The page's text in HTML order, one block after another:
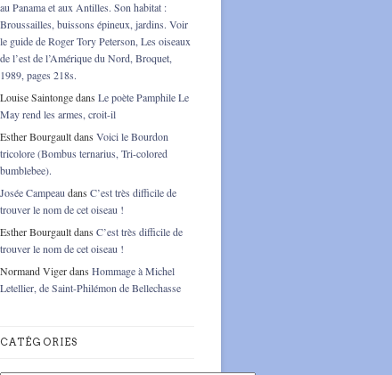
au Panama et aux Antilles. Son habitat :
Broussailles, buissons épineux, jardins. Voir
le guide de Roger Tory Peterson, Les oiseaux
de l’est de l’Amérique du Nord, Broquet,
1989, pages 218s.
Louise Saintongedans Le poète Pamphile Le
May rend les armes, croit-il
Esther Bourgaultdans Voici le Bourdon
tricolore (Bombus ternarius, Tri-colored
bumblebee).
Josée Campeau dans C’est très difficile de
trouver le nom de cet oiseau !
Esther Bourgaultdans C’est très difficile de
trouver le nom de cet oiseau !
Normand Vigerdans Hommage à Michel
Letellier, de Saint-Philémon de Bellechasse
CATÉGORIES